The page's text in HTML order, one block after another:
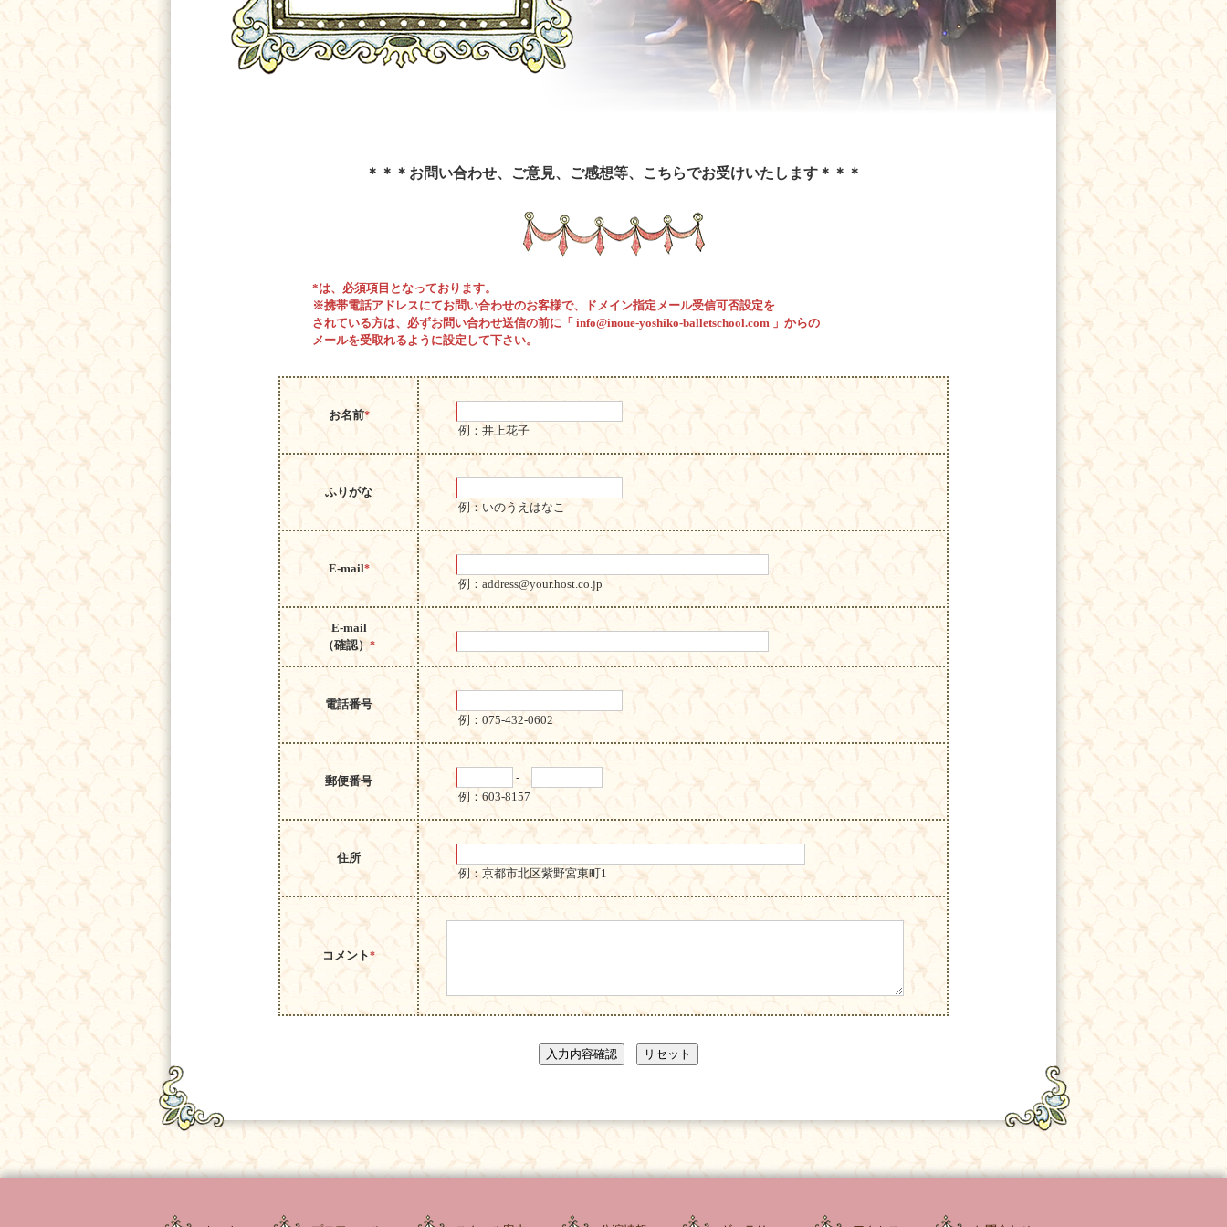
＊＊＊お問い合わせ、ご意見、ご感想等、こちらでお受けいたします＊＊＊
*は、必須項目となっております。
※携帯電話アドレスにてお問い合わせのお客様で、ドメイン指定メール受信可否設定を
されている方は、必ずお問い合わせ送信の前に「 info@inoue-yoshiko-balletschool.com 」からの
メールを受取れるように設定して下さい。
お名前*
例：井上花子
ふりがな
例：いのうえはなこ
E-mail*
例：address@your.host.co.jp
E-mail
（確認） *
電話番号
例：075-432-0602
郵便番号
-
例：603-8157
住所
例：京都市北区紫野宮東町1
コメント*